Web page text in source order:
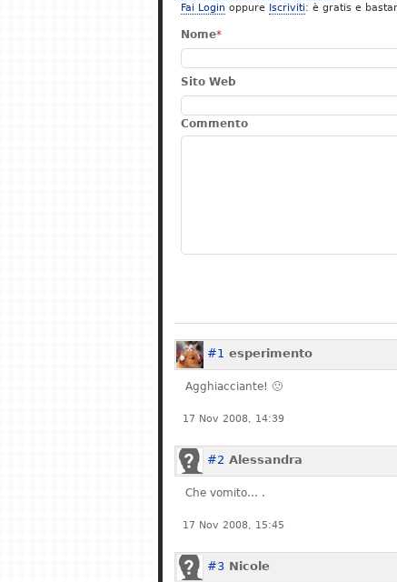
Fai Login oppure Iscriviti: è gratis e
Nome*
Sito Web
Commento
#1 esperimento
Agghiacciante! 🙁
17 Nov 2008, 14:39
#2 Alessandra
Che vomito… .
17 Nov 2008, 15:45
#3 Nicole